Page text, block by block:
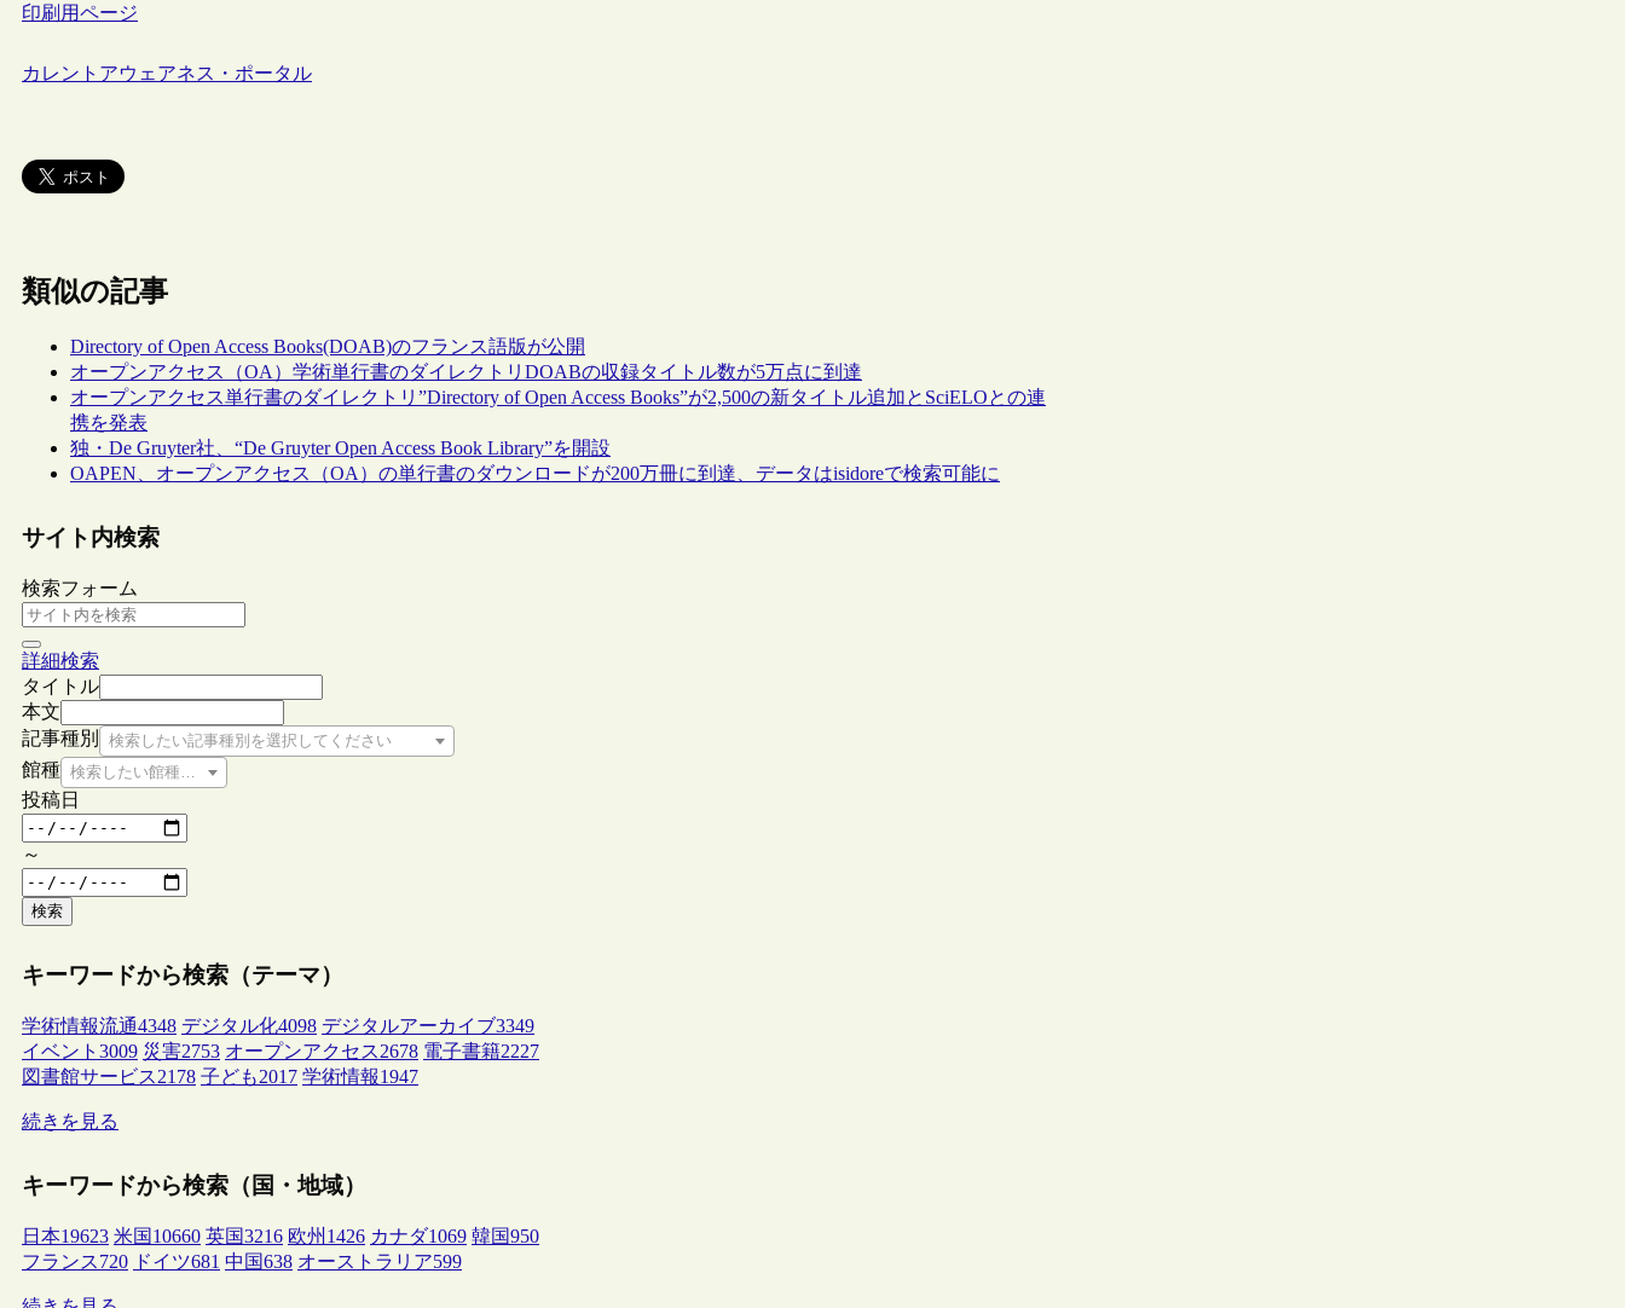
印刷用ページ
カレントアウェアネス・ポータル
類似の記事
Directory of Open Access Books(DOAB)のフランス語版が公開
オープンアクセス（OA）学術単行書のダイレクトリDOABの収録タイトル数が5万点に到達
オープンアクセス単行書のダイレクトリ”Directory of Open Access Books”が2,500の新タイトル追加とSciELOとの連
携を発表
独・De Gruyter社、“De Gruyter Open Access Book Library”を開設
OAPEN、オープンアクセス（OA）の単行書のダウンロードが200万冊に到達、データはisidoreで検索可能に
サイト内検索
検索フォーム
詳細検索
タイトル
本文
記事種別
検索したい記事種別を選択してください
館種 検索したい館種を選択してください
投稿日
～
検索
キーワードから検索（テーマ）
学術情報流通4348 デジタル化4098 デジタルアーカイブ3349
イベント 3009 災害2753 オープンアクセス2678 電子書籍2227
図書館サービス2178 子ども2017 学術情報1947
続きを見る
キーワードから検索（国・地域）
日本19623 米国 10660 英国3216 欧州 1426 カナダ1069 韓国950
フランス720 ドイツ681 中国638 オーストラリア599